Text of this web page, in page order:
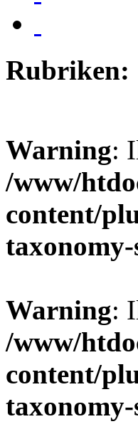
Rubriken:
Warning:
/www/
content/
Warning:
/www/
content/